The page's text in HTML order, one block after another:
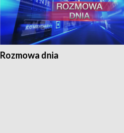
Rozmowa dnia